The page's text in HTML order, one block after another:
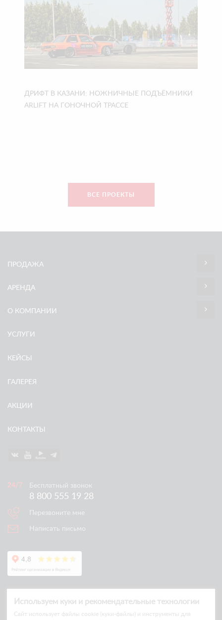
ДРИФТ В КАЗАНИ: НОЖНИЧНЫЕ ПОДЪЁМНИКИ
ARLIFT НА ГОНОЧНОЙ ТРАССЕ
ВСЕ ПРОЕКТЫ
ПРОДАЖА
АРЕНДА
О КОМПАНИИ
УСЛУГИ
КЕЙСЫ
ГАЛЕРЕЯ
АКЦИИ
КОНТАКТЫ
Бесплатный звонок
8 800 555 19 28
Перезвоните мне
Написать письмо
Используем куки и рекомендательные технологии
Cайт использует файлы cookie (куки-файлы) и инструменты для